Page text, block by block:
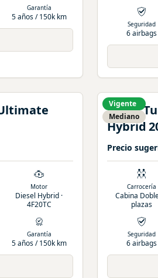
Garantía
5 años / 150k km
Seguridad
6 airbags
Motor
Diesel Hybrid ·
4F20TC
Garantía
5 años / 150k km
Vigente
Mediano
Foton
Hybrid
Precio
Carrocería
Cabina
plazas
Seguridad
6 airbags